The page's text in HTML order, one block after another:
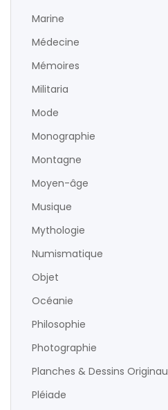
Marine
Médecine
Mémoires
Militaria
Mode
Monographie
Montagne
Moyen-âge
Musique
Mythologie
Numismatique
Objet
Océanie
Philosophie
Photographie
Planches & Dessins
Pléiade